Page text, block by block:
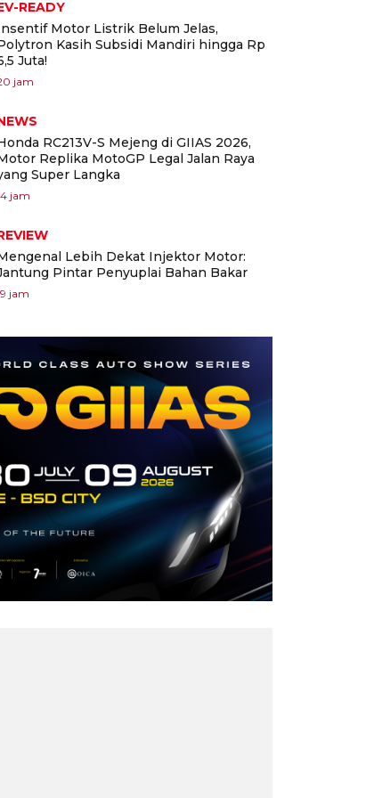
READY
Motor Listrik Belum Jelas,
Kasih Subsidi Mandiri hingga Rp
Juta!
jam
RC213V-S Mejeng di GIIAS 2026,
Replika MotoGP Legal Jalan Raya
Super Langka
jam
Lebih Dekat Injektor Motor:
Pintar Penyuplai Bahan Bakar
jam